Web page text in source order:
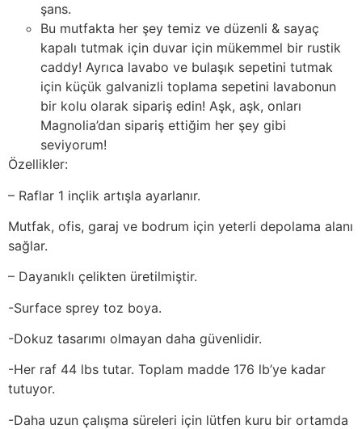
şans.
Bu mutfakta her şey temiz ve düzenli & sayaç
kapalı tutmak için duvar için mükemmel bir rustik
caddy! Ayrıca lavabo ve bulaşık sepetini tutmak
için küçük galvanizli toplama sepetini lavabonun
bir kolu olarak sipariş edin! Aşk, aşk, onları
Magnolia’dan sipariş ettiğim her şey gibi
seviyorum!
Özellikler:
– Raflar 1 inçlik artışla ayarlanır.
Mutfak, ofis, garaj ve bodrum için yeterli depolama alanı
sağlar.
– Dayanıklı çelikten üretilmiştir.
-Surface sprey toz boya.
-Dokuz tasarımı olmayan daha güvenlidir.
-Her raf 44 lbs tutar. Toplam madde 176 lb’ye kadar
tutuyor.
-Daha uzun çalışma süreleri için lütfen kuru bir ortamda